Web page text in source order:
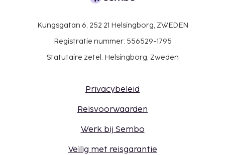
Kungsgatan 6, 252 21 Helsingborg, ZWEDEN
Registratie nummer: 556529-1795
Statutaire zetel: Helsingborg, Zweden
Privacybeleid
Reisvoorwaarden
Werk bij Sembo
Veilig met reisgarantie